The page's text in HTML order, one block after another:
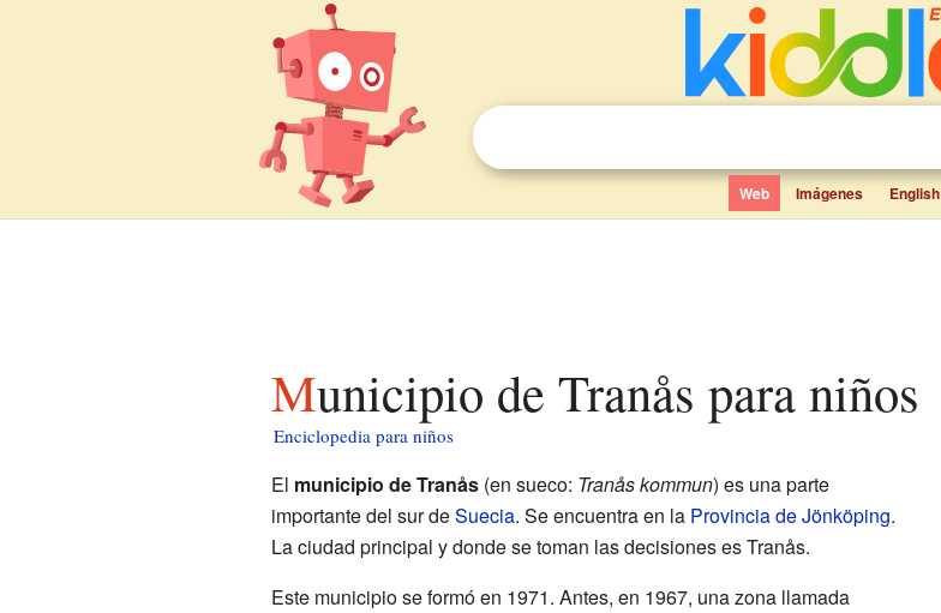
Web Imágenes English
Municipio de Tranås para niños
Enciclopedia para niños
El municipio de Tranås(en sueco: Tranås kommun) es una parte
importante del sur deSuecia. Se encuentra en la Provincia de Jönköping.
La ciudad principal y donde se toman las decisiones es Tranås.
Este municipio se formó en 1971. Antes, en 1967, una zona llamada